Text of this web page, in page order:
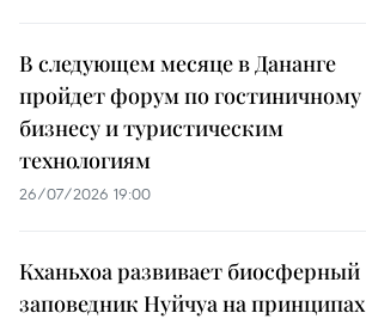
В следующем месяце в Дананге
пройдет форум по гостиничному
бизнесу и туристическим
технологиям
26/07/2026 19:00
Кханьхоа развивает биосферный
заповедник Нуйчуа на принципах